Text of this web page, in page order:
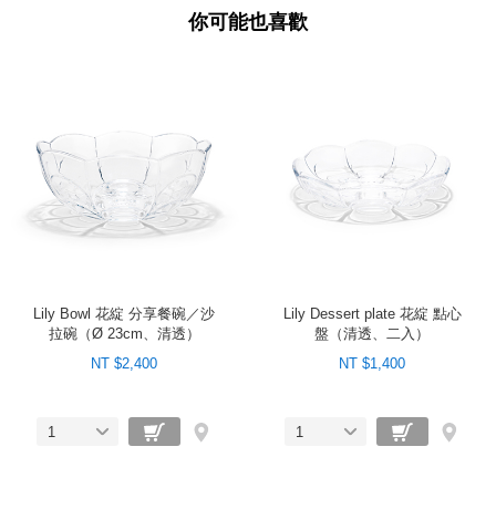
你可能也喜歡
Lily Bowl 花綻 分享餐碗／沙
拉碗（Ø 23cm、清透）
NT $2,400
1
Lily Dessert plate 花綻 點心
盤（清透、二入）
NT $1,400
1